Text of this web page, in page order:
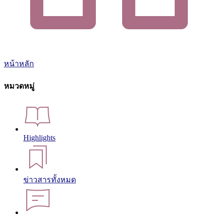
หน้าหลัก
หมวดหมู่
Highlights
ข่าวสารทั้งหมด